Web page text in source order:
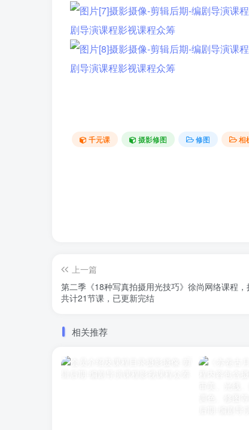
千元课 摄影修图 修图 相
上一篇
第二季《18种写真拍摄用光技巧》徐尚网络课程
共计21节课，已更新完结
相关推荐